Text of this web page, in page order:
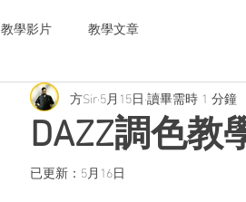
教學影片 教學文章
DAZZ調色教
方Sir5月15日 讀畢需時 1 分鐘
已更新： 5月16日